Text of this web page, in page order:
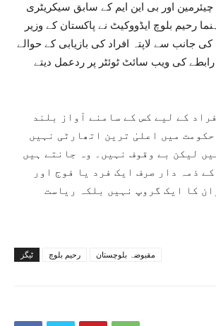
اور بی این ایم کے سابق سیکریٹری
رحیم بلوچ ایڈووکیٹ نے پاکستان کے وزیر
جانب سے لاپتہ افراد کی بازیابی کے حوالے
کی ویب سائٹ ٹوئٹر پر ردعمل دیتے
کے لیے کس کے سامنے آواز بلند
میں اعلیٰ ترین اتھارٹی نہیں
لیکن بے وقوف نہیں۔ وہ جانتے ہیں
ذمہ دار صرف ایک فرد یا فوج اور
کا ایک گروپ نہیں بلکہ ریاست
ٹیگز رحیم بلوچ مقبوضہ بلوچستان